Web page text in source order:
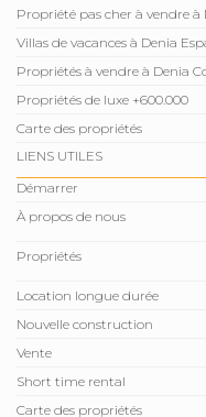
Propriété pas cher à vendre à
Villas de vacances à Denia
Propriétés à vendre à Denia
Propriétés de luxe +600.000
Carte des propriétés
LIENS UTILES
Démarrer
À propos de nous
Propriétés
Location longue durée
Nouvelle construction
Vente
Short time rental
Carte des propriétés